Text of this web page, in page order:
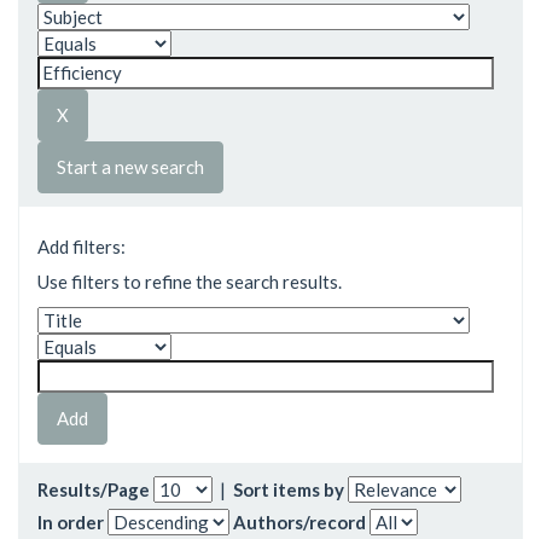
Start a new search
Add filters:
Use filters to refine the search results.
Results/Page | Sort items by
In order
Authors/record